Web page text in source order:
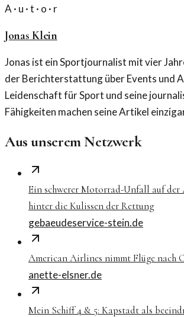
A · u · t · o · r
Jonas Klein
Jonas ist ein Sportjournalist mit vier
der Berichterstattung über Events und
Leidenschaft für Sport und seine
Fähigkeiten machen seine Artikel
Aus unserem Netzwerk
Ein schwerer Motorrad-Unfall auf der
hinter die Kulissen der Rettung
gebaeudeservice-stein.de
American Airlines nimmt Flüge nach
anette-elsner.de
Mein Schiff 4 & 5: Kapstadt als